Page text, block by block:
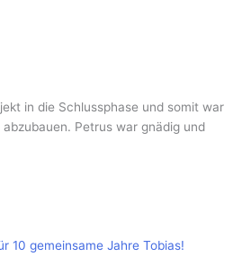
in die Schlussphase und somit war
Petrus war gnädig und
10 gemeinsame Jahre Tobias!